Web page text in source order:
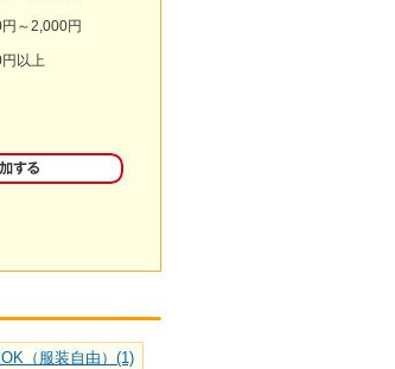
～2,000円
以上
（服装自由）(1)